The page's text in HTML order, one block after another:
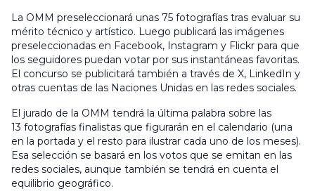
La OMM preseleccionará unas 75 fotografías tras evaluar su
mérito técnico y artístico. Luego publicará las imágenes
preseleccionadas en Facebook, Instagram y Flickr para que
los seguidores puedan votar por sus instantáneas favoritas.
El concurso se publicitará también a través de X, LinkedIn y
otras cuentas de las Naciones Unidas en las redes sociales.
El jurado de la OMM tendrá la última palabra sobre las
13 fotografías finalistas que figurarán en el calendario (una
en la portada y el resto para ilustrar cada uno de los meses).
Esa selección se basará en los votos que se emitan en las
redes sociales, aunque también se tendrá en cuenta el
equilibrio geográfico.